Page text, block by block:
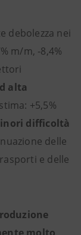
debolezza nei
m/m, -8,4%
alta
+5,5%
difficoltà
delle
e delle